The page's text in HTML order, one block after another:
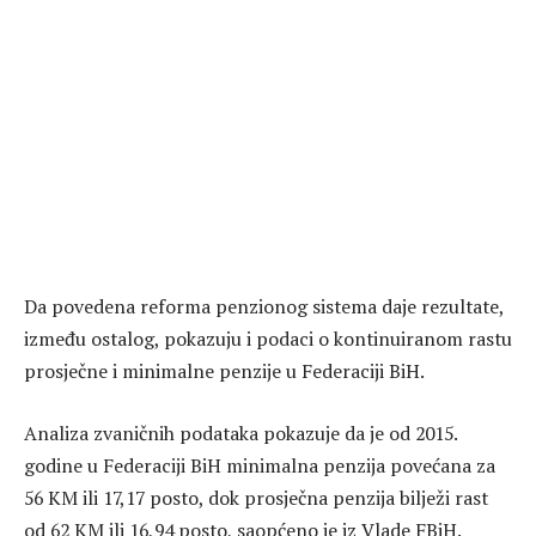
Da povedena reforma penzionog sistema daje rezultate,
između ostalog, pokazuju i podaci o kontinuiranom rastu
prosječne i minimalne penzije u Federaciji BiH.
Analiza zvaničnih podataka pokazuje da je od 2015.
godine u Federaciji BiH minimalna penzija povećana za
56 KM ili 17,17 posto, dok prosječna penzija bilježi rast
od 62 KM ili 16,94 posto, saopćeno je iz Vlade FBiH.